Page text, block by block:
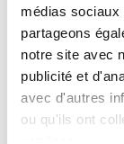
médias sociaux
partageons
notre site avec
publicité et
avec d'autres
ou qu'ils ont
MATÉRIEL DE
PLUS DE 28
D'EXPÉRIENCE